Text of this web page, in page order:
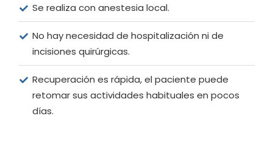
Se realiza con anestesia local.
No hay necesidad de hospitalización ni de
incisiones quirúrgicas.
Recuperación es rápida, el paciente puede
retomar sus actividades habituales en pocos
días.